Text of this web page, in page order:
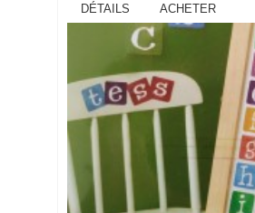
DÉTAILS ACHETER